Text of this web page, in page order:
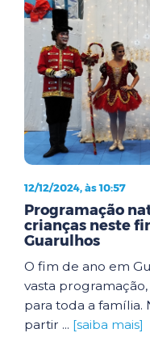
12/12/2024, às 10:57
Programação
crianças neste
Guarulhos
O fim de ano em
vasta
para toda a família.
partir ... [saiba mais]